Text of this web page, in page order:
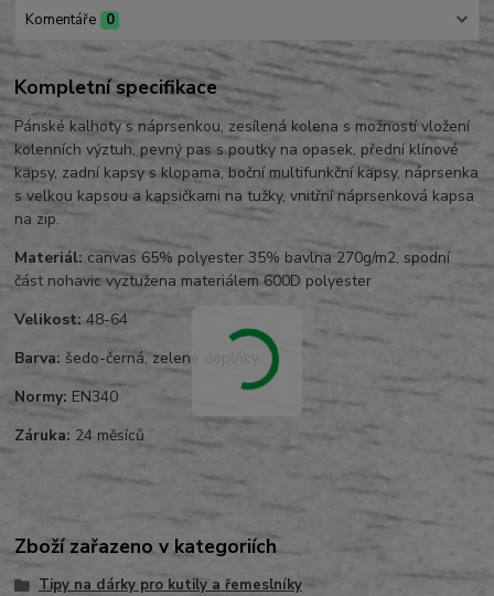
Komentáře 0
Kompletní specifikace
Pánské kalhoty s náprsenkou, zesílená kolena s možností vložení
kolenních výztuh, pevný pas s poutky na opasek, přední klínové
kapsy, zadní kapsy s klopama, boční multifunkční kapsy, náprsenka
s velkou kapsou a kapsičkami na tužky, vnitřní náprsenková kapsa
na zip.
Materiál: canvas 65% polyester 35% bavlna 270g/m2, spodní
část nohavic vyztužena materiálem 600D polyester
Velikost: 48-64
Barva: šedo-černá, zelené doplňky
Normy: EN340
Záruka: 24 měsíců
Zboží zařazeno v kategoriích
Tipy na dárky pro kutily a řemeslníky